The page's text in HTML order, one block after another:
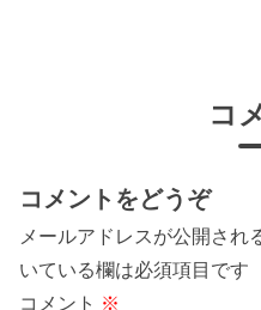
コ
コメントをどうぞ
メールアドレスが公開され
いている欄は必須項目です
コメント ※